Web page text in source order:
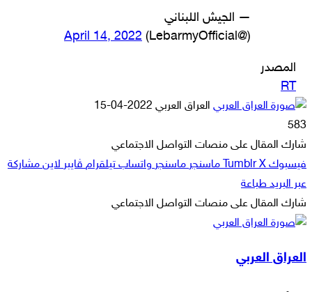
— الجيش اللبناني
(@LebarmyOfficial)
April 14, 2022
المصدر
RT
العراق العربي أرسل
إلكترونيا
2022-04-15
583
شارك المقال على منصات التواصل الاجتماعي
فيسبوك ‫X ماسنجر ماسنجر واتساب تيلقرام ڤايبر لاين مشاركة
عبر البريد طباعة
شارك المقال على منصات التواصل الاجتماعي
فيسبوك
‫X
ماسنجر
ماسنجر
واتساب
تيلقرام
ڤايبر
لاين
مشاركة
البريد
طباعة
العراق العربي